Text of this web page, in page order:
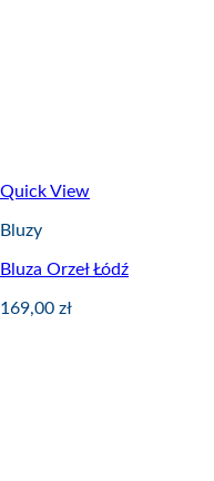
Quick View
Bluzy
Bluza Orzeł Łódź
169,00 zł